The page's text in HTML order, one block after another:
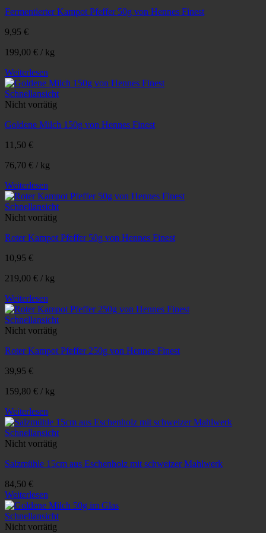
Fermentierter Kampot Pfeffer 50g von Hennes Finest
9,95 €
199,00 € / kg
Weiterlesen
Schnellansicht
Nicht vorrätig
Goldene Milch 150g von Hennes Finest
11,50 €
76,70 € / kg
Weiterlesen
Schnellansicht
Nicht vorrätig
Roter Kampot Pfeffer 50g von Hennes Finest
10,95 €
219,00 € / kg
Weiterlesen
Schnellansicht
Nicht vorrätig
Roter Kampot Pfeffer 250g von Hennes Finest
39,95 €
159,80 € / kg
Weiterlesen
Schnellansicht
Nicht vorrätig
Salzmühle 15cm aus Eschenholz mit schweizer Mahlwerk
84,50 €
Weiterlesen
Schnellansicht
Nicht vorrätig